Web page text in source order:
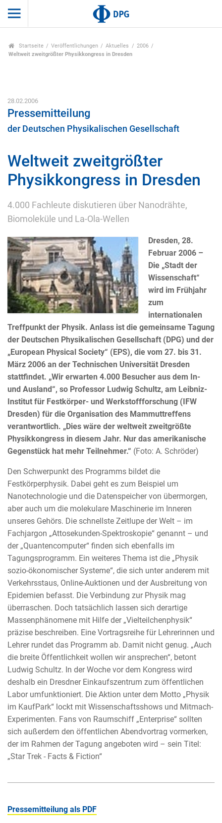
Startseite Veröffentlichungen Aktuelles
2006
Weltweit zweitgrößter Physikkongress in Dresden
28.02.2006
Pressemitteilung
der Deutschen Physikalischen Gesellschaft
Weltweit zweitgrößter
Physikkongress in Dresden
4.000 Fachleute diskutieren über Nanodrähte,
Biomoleküle und La-Ola-Wellen
Dresden, 28.
Februar 2006 –
Die „Stadt der
Wissenschaft“
wird im Frühjahr
zum
internationalen
Treffpunkt der Physik. Anlass ist die gemeinsame Tagung
der Deutschen Physikalischen Gesellschaft (DPG) und der
„European Physical Society“ (EPS), die vom 27. bis 31.
März 2006 an der Technischen Universität Dresden
stattfindet. „Wir erwarten 4.000 Besucher aus dem In-
und Ausland“, so Professor Ludwig Schultz, am Leibniz-
Institut für Festkörper- und Werkstoffforschung (IFW
Dresden) für die Organisation des Mammuttreffens
verantwortlich. „Dies wäre der weltweit zweitgrößte
Physikkongress in diesem Jahr. Nur das amerikanische
Gegenstück hat mehr Teilnehmer.“ (Foto: A. Schröder)
Den Schwerpunkt des Programms bildet die
Festkörperphysik. Dabei geht es zum Beispiel um
Nanotechnologie und die Datenspeicher von übermorgen,
aber auch um die molekulare Maschinerie im Inneren
unseres Gehörs. Die schnellste Zeitlupe der Welt – im
Fachjargon „Attosekunden-Spektroskopie“ genannt – und
der „Quantencomputer“ finden sich ebenfalls im
Tagungsprogramm. Ein weiteres Thema ist die „Physik
sozio-ökonomischer Systeme“, die sich unter anderem mit
Verkehrsstaus, Online-Auktionen und der Ausbreitung von
Epidemien befasst. Die Verbindung zur Physik mag
überraschen. Doch tatsächlich lassen sich derartige
Massenphänomene mit Hilfe der „Vielteilchenphysik“
präzise beschreiben. Eine Vortragsreihe für Lehrerinnen und
Lehrer rundet das Programm ab. Damit nicht genug. „Auch
die breite Öffentlichkeit wollen wir ansprechen“, betont
Ludwig Schultz. In der Woche vor dem Kongress wird
deshalb ein Dresdner Einkaufszentrum zum öffentlichen
Labor umfunktioniert. Die Aktion unter dem Motto „Physik
im KaufPark“ lockt mit Wissenschaftsshows und Mitmach-
Experimenten. Fans von Raumschiff „Enterprise“ sollten
sich außerdem den öffentlichen Abendvortrag vormerken,
der im Rahmen der Tagung angeboten wird – sein Titel:
„Star Trek - Facts & Fiction“
Pressemitteilung als PDF